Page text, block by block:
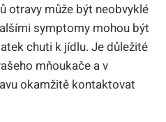
otravy může být neobvyklé
symptomy mohou být
chuti k jídlu. Je důležité
mňoukače a v
okamžitě kontaktovat